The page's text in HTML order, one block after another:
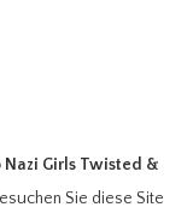
Girls Twisted &
Sie diese Site